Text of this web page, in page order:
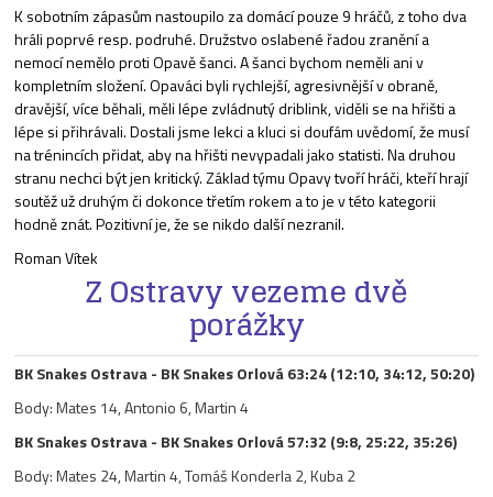
K sobotním zápasům nastoupilo za domácí pouze 9 hráčů, z toho dva
hráli poprvé resp. podruhé. Družstvo oslabené řadou zranění a
nemocí nemělo proti Opavě šanci. A šanci bychom neměli ani v
kompletním složení. Opaváci byli rychlejší, agresivnější v obraně,
dravější, více běhali, měli lépe zvládnutý driblink, viděli se na hřišti a
lépe si přihrávali. Dostali jsme lekci a kluci si doufám uvědomí, že musí
na trénincích přidat, aby na hřišti nevypadali jako statisti. Na druhou
stranu nechci být jen kritický. Základ týmu Opavy tvoří hráči, kteří hrají
soutěž už druhým či dokonce třetím rokem a to je v této kategorii
hodně znát. Pozitivní je, že se nikdo další nezranil.
Roman Vítek
Z Ostravy vezeme dvě
porážky
BK Snakes Ostrava - BK Snakes Orlová 63:24 (12:10, 34:12, 50:20)
Body: Mates 14, Antonio 6, Martin 4
BK Snakes Ostrava - BK Snakes Orlová 57:32 (9:8, 25:22, 35:26)
Body: Mates 24, Martin 4, Tomáš Konderla 2, Kuba 2